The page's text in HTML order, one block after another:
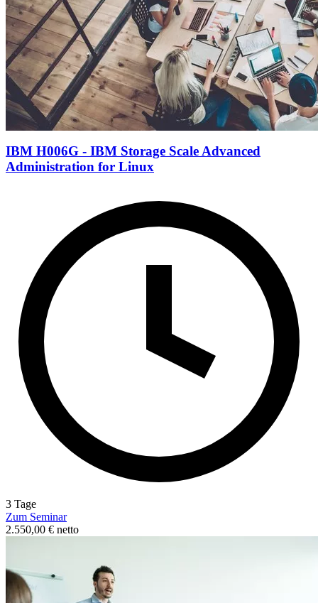
IBM H006G - IBM Storage Scale Advanced
Administration for Linux
3 Tage
Zum Seminar
2.550,00 € netto